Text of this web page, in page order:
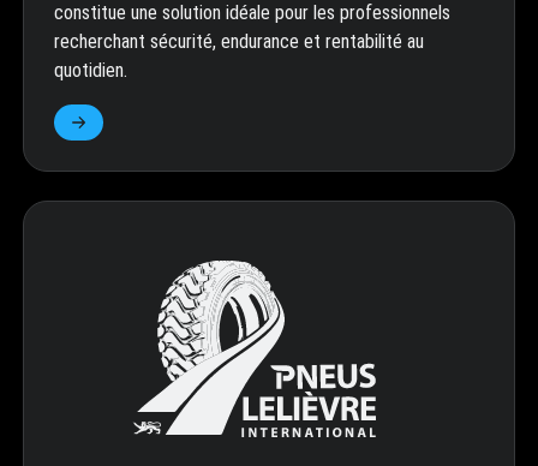
constitue une solution idéale pour les professionnels
recherchant sécurité, endurance et rentabilité au
quotidien.